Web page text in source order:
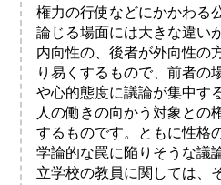
権力の行使などにかかわる
論じる場面には大きな違い
内向性の、後者が外向性の
り易くするもので、前者の
や心的態度に議論が集中す
人の働きの向かう対象との
するものです。ともに性格
学論的な罠に陥りそうな議
立学校の教員に関しては、